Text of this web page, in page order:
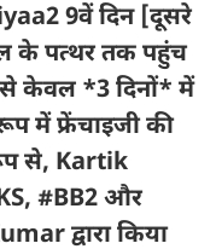
9वें दिन [दूसरे
के पत्थर तक पहुंच
केवल *3 दिनों* में
में फ्रेंचाइजी की
रूप से, Kartik
#BB2 और
द्वारा किया